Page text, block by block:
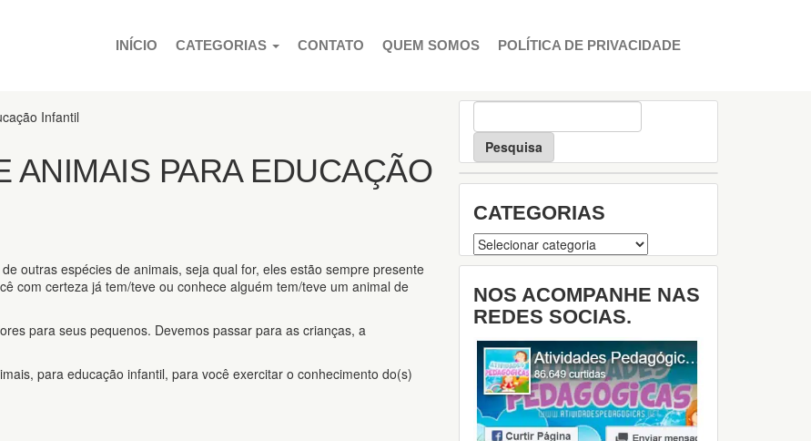
INÍCIO
CATEGORIAS CONTATO QUEM SOMOS POLÍTICA DE PRIVACIDADE
Infantil
ANIMAIS PARA EDUCAÇÃO
outras espécies de animais, seja qual for, eles estão sempre presente
com certeza já tem/teve ou conhece alguém tem/teve um animal de
para seus pequenos. Devemos passar para as crianças, a
para educação infantil, para você exercitar o conhecimento do(s)
P
e
q
u
s
a
CATEGORIAS
Categorias
NOS ACOMPANHE NAS
REDES SOCIAS.